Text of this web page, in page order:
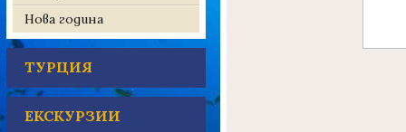
Нова година
ТУРЦИЯ
ЕКСКУРЗИИ